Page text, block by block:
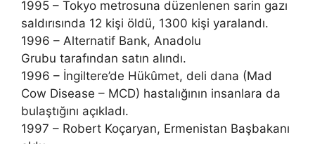
1995 – Tokyo metrosuna düzenlenen sarin gazı
saldırısında 12 kişi öldü, 1300 kişi yaralandı.
1996 – Alternatif Bank, Anadolu
Grubu tarafından satın alındı.
1996 – İngiltere’de Hükûmet, deli dana (Mad
Cow Disease – MCD) hastalığının insanlara da
bulaştığını açıkladı.
1997 – Robert Koçaryan, Ermenistan Başbakanı